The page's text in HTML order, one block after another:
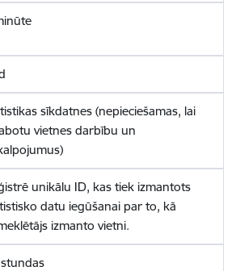
sīkdatnes (nepieciešamas, lai
vietnes darbību un
unikālu ID, kas tiek izmantots
datu iegūšanai par to, kā
izmanto vietni.